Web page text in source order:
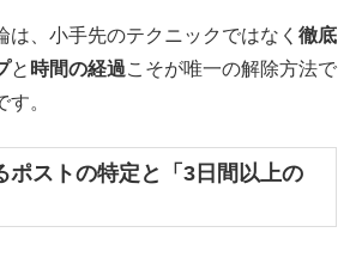
は、小手先のテクニックではなく 徹底
と 時間の経過こそが唯一の解除方法で
。
ポストの特定と「3日間以上の